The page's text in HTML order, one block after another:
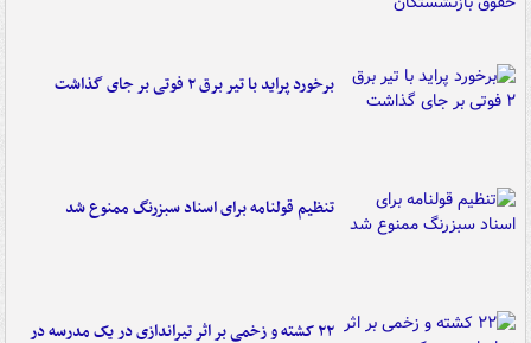
برخورد پراید با تیر برق ۲ فوتی بر جای گذاشت
تنظیم قولنامه برای اسناد سبزرنگ ممنوع شد
۲۲ کشته و زخمی بر اثر تیراندازی در یک مدرسه در